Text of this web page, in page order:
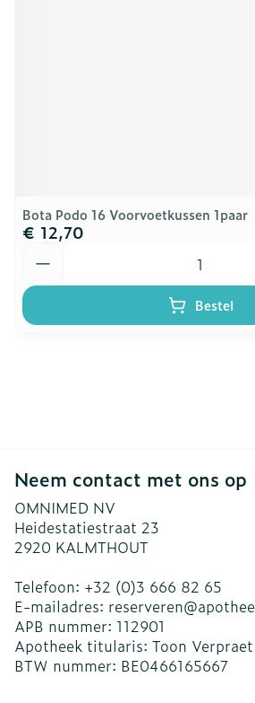
Bota Podo 16 Voorvoetkussen 1paar
€ 12,70
Bestel
Neem contact met ons op
OMNIMED NV
Heidestatiestraat 23
2920 KALMTHOUT
Telefoon: +32 (0)3 666 82 65
E-mailadres: reserveren@
APB nummer: 112901
Apotheek titularis: Toon Verpraet
BTW nummer: BE0466165667